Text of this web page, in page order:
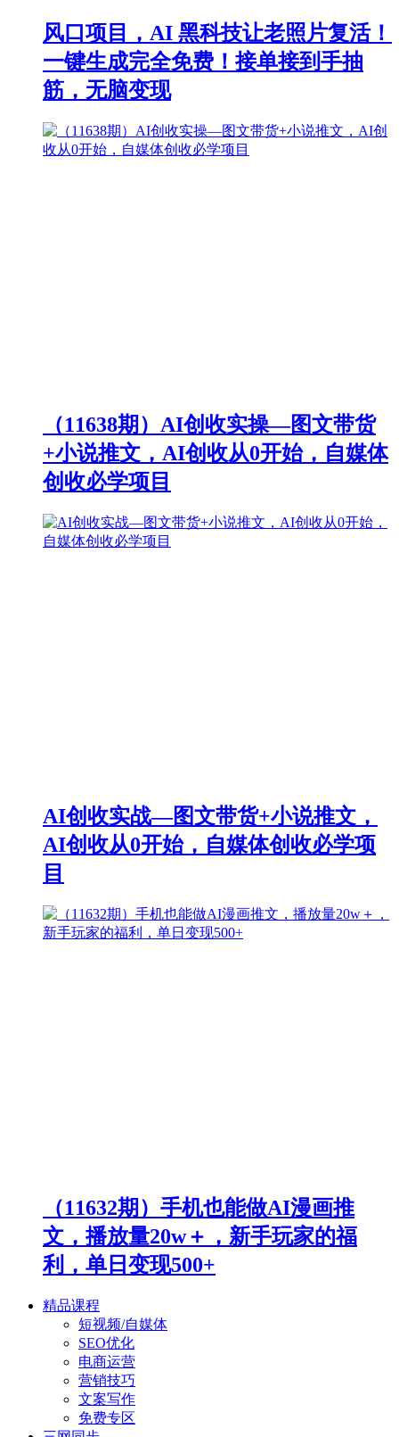
风口项目，AI 黑科技让老照片复活！
一键生成完全免费！接单接到手抽
筋，无脑变现
（11638期）AI创收实操—图文带货
+小说推文，AI创收从0开始，自媒体
创收必学项目
AI创收实战—图文带货+小说推文，
AI创收从0开始，自媒体创收必学项
目
（11632期）手机也能做AI漫画推
文，播放量20w＋，新手玩家的福
利，单日变现500+
精品课程
短视频/自媒体
SEO优化
电商运营
营销技巧
文案写作
免费专区